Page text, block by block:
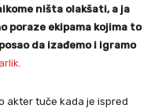
ništa olakšati, a ja
poraze ekipama kojima to
da izađemo i igramo
akter tuče kada je ispred